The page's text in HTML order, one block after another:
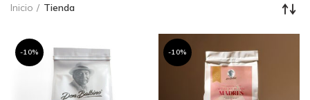
Inicio Tienda
-10% -10%